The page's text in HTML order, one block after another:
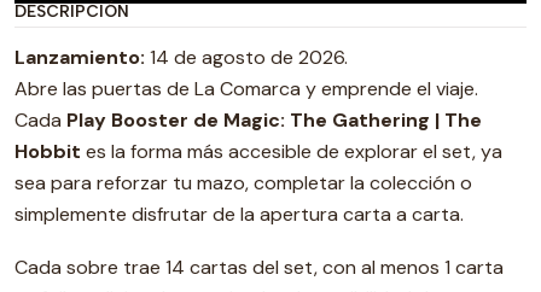
DESCRIPCIÓN
Lanzamiento: 14 de agosto de 2026.
Abre las puertas de La Comarca y emprende el viaje.
Cada Play Booster de Magic: The Gathering | The
Hobbit es la forma más accesible de explorar el set, ya
sea para reforzar tu mazo, completar la colección o
simplemente disfrutar de la apertura carta a carta.
Cada sobre trae 14 cartas del set, con al menos 1 carta